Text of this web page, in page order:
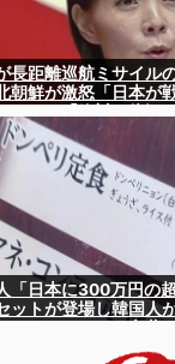
長距離巡航ミサイル
朝鮮が激怒「日本が
」
「日本に300万円の
ットが登場し韓国人